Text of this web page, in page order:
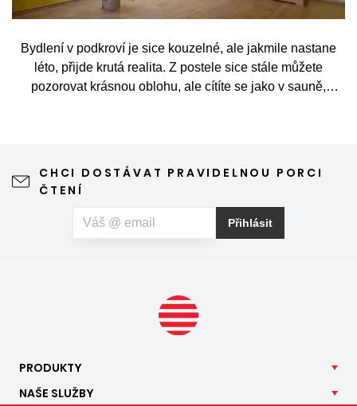
Bydlení v podkroví je sice kouzelné, ale jakmile nastane
léto, přijde krutá realita. Z postele sice stále můžete
pozorovat krásnou oblohu, ale cítíte se jako v sauně,
CHCI DOSTÁVAT PRAVIDELNOU PORCI
ČTENÍ
Přihlásit
PRODUKTY
NAŠE SLUŽBY